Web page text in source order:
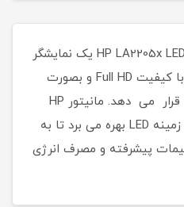
مانیتور 22 اینچ اچ پی مدل HP LA2205x LED یک نمایشگر
نازک و مدرن که تصاویر را با کیفیت Full HD و بصورت
زنده و پویا در اختیار کاربران قرار می دهد. مانیتور HP
LA2205x از فناوری نور پس زمینه LED بهره می برد تا به
پیشرفته و مصرف انرژی